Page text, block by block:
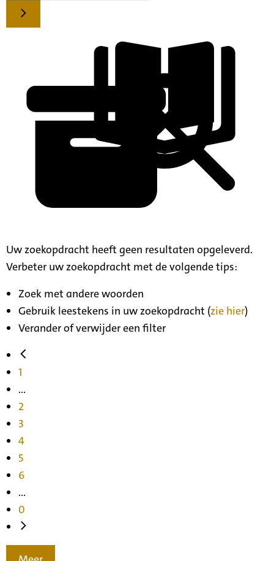
Uw zoekopdracht heeft geen resultaten opgeleverd.
Verbeter uw zoekopdracht met de volgende tips:
Zoek met andere woorden
Gebruik leestekens in uw zoekopdracht (zie hier)
Verander of verwijder een filter
1
...
2
3
4
5
6
...
0